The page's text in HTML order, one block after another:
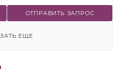
ОТПРАВИТЬ ЗАПРОС
ЕЩЕ